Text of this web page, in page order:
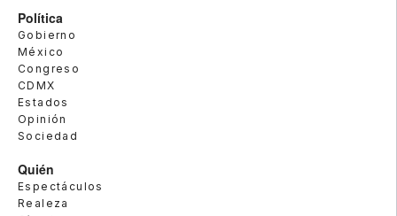
Política
Gobierno
México
Congreso
CDMX
Estados
Opinión
Sociedad
Quién
Espectáculos
Realeza